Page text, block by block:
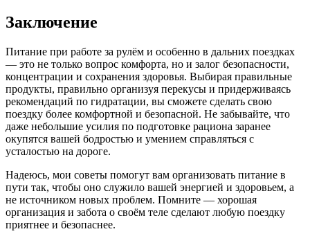
Заключение
Питание при работе за рулём и особенно в дальних поездках
— это не только вопрос комфорта, но и залог безопасности,
концентрации и сохранения здоровья. Выбирая правильные
продукты, правильно организуя перекусы и придерживаясь
рекомендаций по гидратации, вы сможете сделать свою
поездку более комфортной и безопасной. Не забывайте, что
даже небольшие усилия по подготовке рациона заранее
окупятся вашей бодростью и умением справляться с
усталостью на дороге.
Надеюсь, мои советы помогут вам организовать питание в
пути так, чтобы оно служило вашей энергией и здоровьем, а
не источником новых проблем. Помните — хорошая
организация и забота о своём теле сделают любую поездку
приятнее и безопаснее.